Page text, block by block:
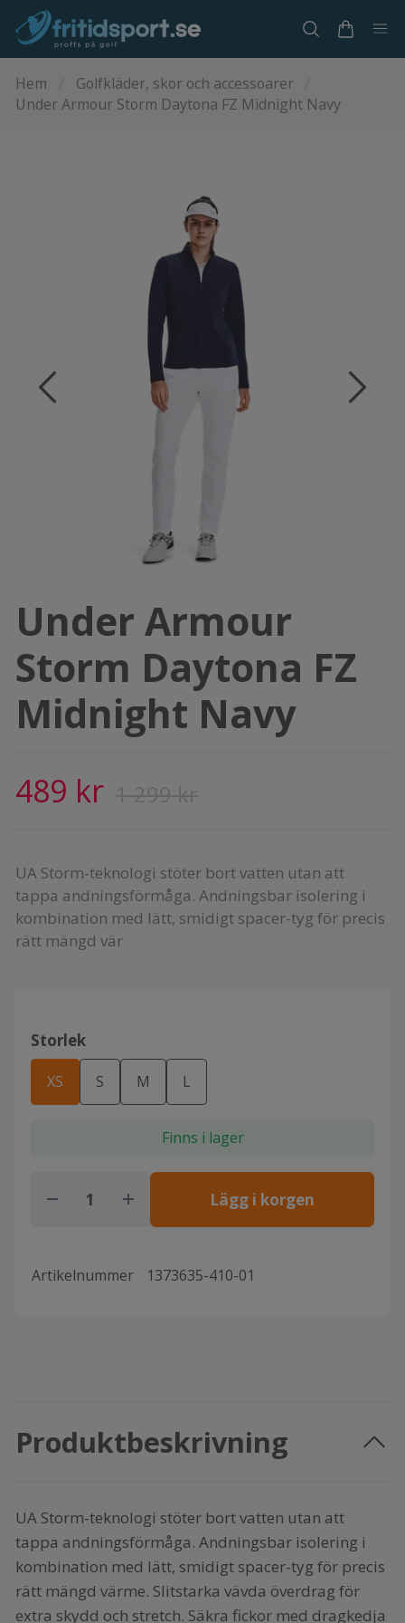
Hem Golfkläder, skor och accessoarer
Under Armour Storm Daytona FZ Midnight Navy
Under Armour
Storm Daytona FZ
Midnight Navy
489 kr
UA Storm-teknologi stöter bort vatten utan att
tappa andningsförmåga. Andningsbar isolering i
kombination med lätt, smidigt spacer-tyg för precis
rätt mängd vär
Storlek
XS S M L
Finns i lager
Lägg i korgen
Artikelnummer 1373635-410-01
Produktbeskrivning
UA Storm-teknologi stöter bort vatten utan att
tappa andningsförmåga. Andningsbar isolering i
kombination med lätt, smidigt spacer-tyg för precis
rätt mängd värme. Slitstarka vävda överdrag för
extra skydd och stretch. Säkra fickor med dragkedja